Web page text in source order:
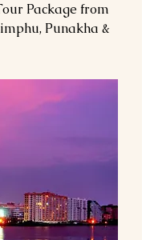
Package from
Punakha &